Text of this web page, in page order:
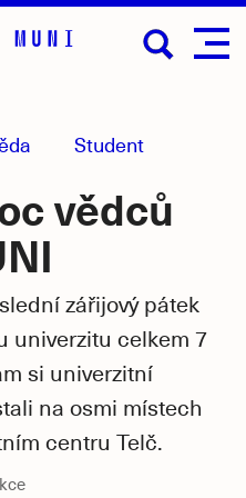
Student
vědců
zářijový pátek
univerzitu celkem 7
si univerzitní
na osmi místech
centru Telč.